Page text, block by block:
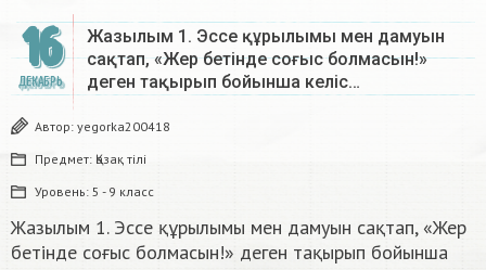
16
ДЕКАБРЬ
Жазылым 1. Эссе құрылымы мен дамуын
сақтап, «Жер бетінде соғыс болмасын!»
деген тақырып бойынша келіс…
Автор: yegorka200418
Предмет: Қазақ тiлi
Уровень: 5 - 9 класс
Жазылым 1. Эссе құрылымы мен дамуын сақтап, «Жер
бетінде соғыс болмасын!» деген тақырып бойынша